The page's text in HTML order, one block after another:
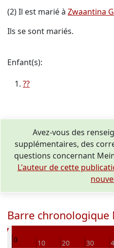
(2) Il est marié à Zwaantina
Ils se sont mariés.
Enfant(s):
??
Avez-vous des
supplémentaires, des
questions concernant
L'auteur de cette
Barre chronologique
0 10 20 30